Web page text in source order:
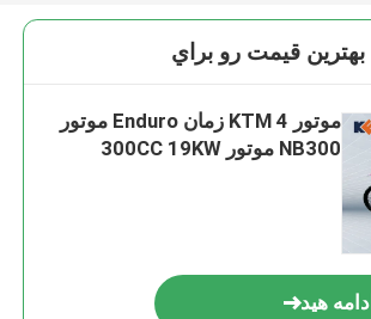
بهترين قيمت رو براي
موتور KTM 4 زمان Enduro موتور
NB300 موتور 300CC 19KW
ادامه هید